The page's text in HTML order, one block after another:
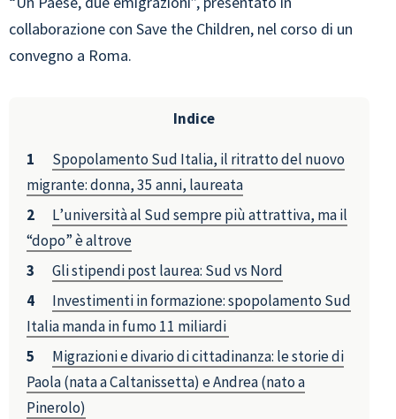
collaborazione con Save the Children, nel corso di un
convegno a Roma.
Indice
Spopolamento Sud Italia, il ritratto del nuovo
migrante: donna, 35 anni, laureata
L’università al Sud sempre più attrattiva, ma il
“dopo” è altrove
Gli stipendi post laurea: Sud vs Nord
Investimenti in formazione: spopolamento Sud
Italia manda in fumo 11 miliardi
Migrazioni e divario di cittadinanza: le storie di
Paola (nata a Caltanissetta) e Andrea (nato a
Pinerolo)